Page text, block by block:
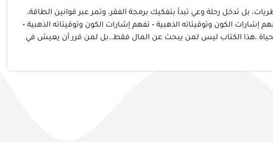
بل تدخل رحلة وعي تبدأ بتفكيك برمجة الفقر، وتمر عبر قوانين الطاقة،
إشارات الكون وتوقيتاته الذهبية • تفهم إشارات الكون وتوقيتاته الذهبية •
والحياة ،هذا الكتاب ليس لمن يبحث عن المال فقط…بل لمن قرر أن يعيش في